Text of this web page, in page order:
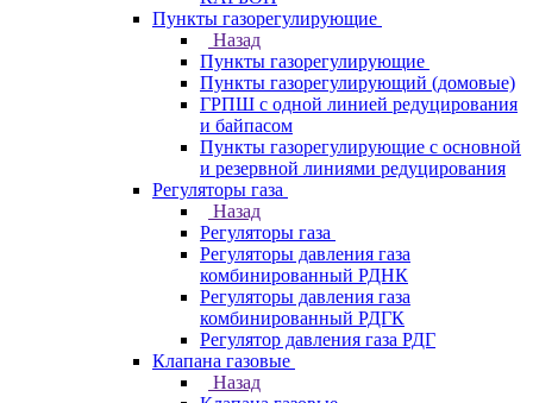
Пункты газорегулирующие
Назад
Пункты газорегулирующие
Пункты газорегулирующий (домовые)
ГРПШ с одной линией редуцирования
и байпасом
Пункты газорегулирующие с основной
и резервной линиями редуцирования
Регуляторы газа
Назад
Регуляторы газа
Регуляторы давления газа
комбинированный РДНК
Регуляторы давления газа
комбинированный РДГК
Регулятор давления газа РДГ
Клапана газовые
Назад